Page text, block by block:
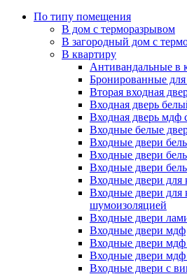
По типу помещения
В дом с терморазрывом
В загородный дом с
В квартиру
Антивандальные в
Бронированные
Вторая входная
Входная дверь
Входная дверь мдф
Входные белые
Входные двери
Входные двери
Входные двери
Входные двери для
Входные двери для
шумоизоляцией
Входные двери
Входные двери мдф
Входные двери мдф
Входные двери
Входные двери с